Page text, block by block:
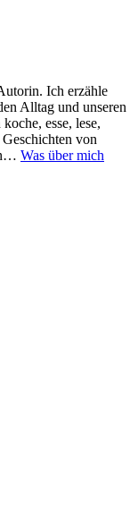
Ich erzähle
Alltag und unseren
esse, lese,
von
Was über mich